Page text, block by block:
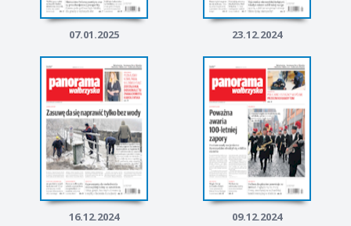
07.01.2025 23.12.2024
16.12.2024 09.12.2024